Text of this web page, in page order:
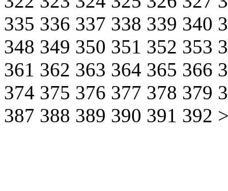
335 336 337 338 339 340
348 349 350 351 352 353
361 362 363 364 365 366
374 375 376 377 378 379
387 388 389 390 391 392